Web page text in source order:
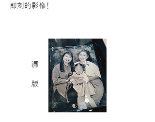
即刻的影像！
濕
版